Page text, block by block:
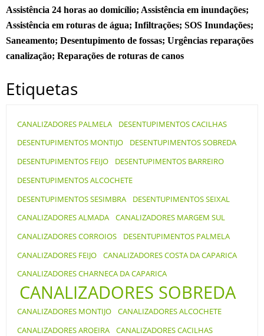
Assistência 24 horas ao domicílio; Assistência em inundações;
Assistência em roturas de água; Infiltrações; SOS Inundações;
Saneamento; Desentupimento de fossas; Urgências reparações
canalização; Reparações de roturas de canos
Etiquetas
CANALIZADORES PALMELA
DESENTUPIMENTOS CACILHAS
DESENTUPIMENTOS MONTIJO
DESENTUPIMENTOS SOBREDA
DESENTUPIMENTOS FEIJO
DESENTUPIMENTOS BARREIRO
DESENTUPIMENTOS ALCOCHETE
DESENTUPIMENTOS SESIMBRA
DESENTUPIMENTOS SEIXAL
CANALIZADORES ALMADA
CANALIZADORES MARGEM SUL
CANALIZADORES CORROIOS
DESENTUPIMENTOS PALMELA
CANALIZADORES FEIJO
CANALIZADORES COSTA DA CAPARICA
CANALIZADORES CHARNECA DA CAPARICA
CANALIZADORES SOBREDA
CANALIZADORES MONTIJO
CANALIZADORES ALCOCHETE
CANALIZADORES AROEIRA
CANALIZADORES CACILHAS